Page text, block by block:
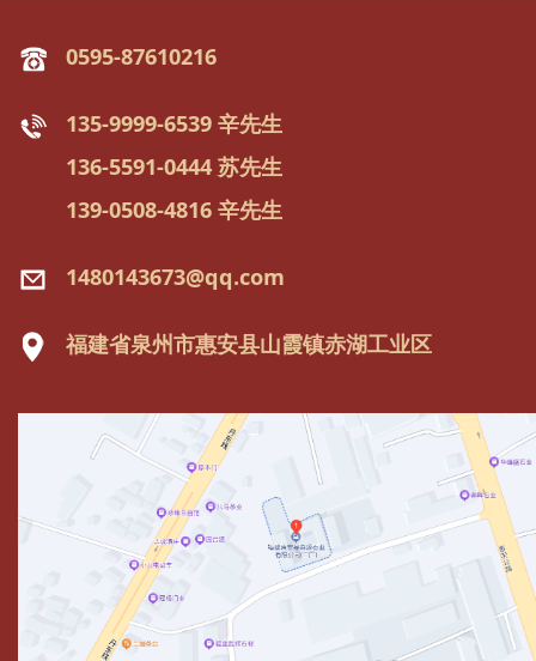
0595-87610216
135-9999-6539 辛先生
136-5591-0444 苏先生
139-0508-4816 辛先生
1480143673@qq.com
福建省泉州市惠安县山霞镇赤湖工业区